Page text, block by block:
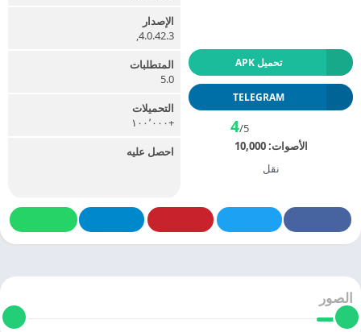
تحميل APK
TELEGRAM
4/5
الأصوات:10,000
نقل
الإصدار
4.0.42.3,
المتطلبات
5.0
التحميلات
+١٠٠٬٠٠٠
احصل عليه
الصور